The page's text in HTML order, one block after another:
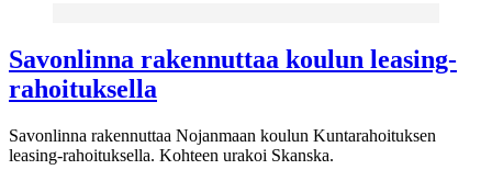
Savonlinna rakennuttaa koulun leasing-
rahoituksella
Savonlinna rakennuttaa Nojanmaan koulun Kuntarahoituksen
leasing-rahoituksella. Kohteen urakoi Skanska.